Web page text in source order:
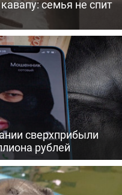
семья не спит
сверхприбыли
рублей